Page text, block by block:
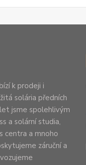
k prodeji i
solária předních
jsme spolehlivým
a solární studia,
centra a mnoho
záruční a